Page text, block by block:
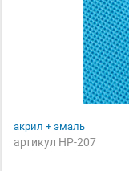
акрил + эмаль
артикул НР-207